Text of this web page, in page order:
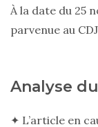
À la date du 25
parvenue au
Analyse
✦ L’article en